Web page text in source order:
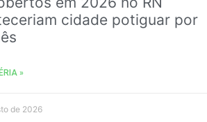
cidade potiguar por
»
de 2026